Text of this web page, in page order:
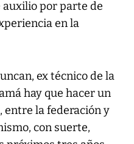
por parte de
en la
ex técnico de la
hay que hacer un
la federación y
con suerte,